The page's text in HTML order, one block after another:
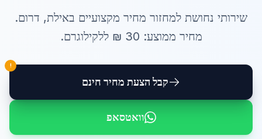
שירותי נחושת למחזור מחיר מקצועיים באילת, דרום.
מחיר ממוצע: 30 ₪ ללקילוגרם.
קבל הצעת מחיר חינם
!
וואטסאפ